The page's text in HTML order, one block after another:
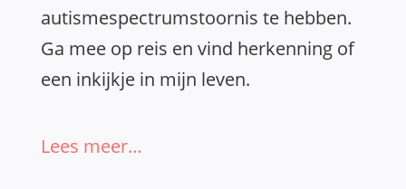
autismespectrumstoornis te hebben.
Ga mee op reis en vind herkenning of
een inkijkje in mijn leven.
Lees meer…